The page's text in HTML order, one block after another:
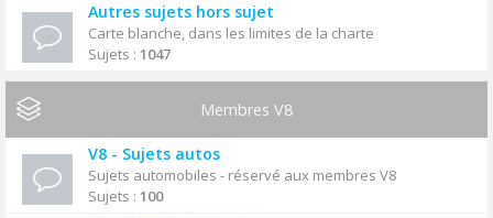
Autres sujets hors sujet
Carte blanche, dans les limites de la charte
Sujets : 1047
Membres V8
V8 - Sujets autos
Sujets automobiles - réservé aux membres V8
Sujets : 100